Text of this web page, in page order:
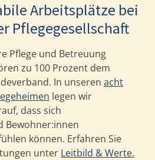
Arbeitsplätze bei
Pflegegesellschaft
Pflege und Betreuung
zu 100 Prozent dem
In unseren acht
legen wir
dass sich
Bewohner:innen
können. Erfahren Sie
unter Leitbild & Werte.